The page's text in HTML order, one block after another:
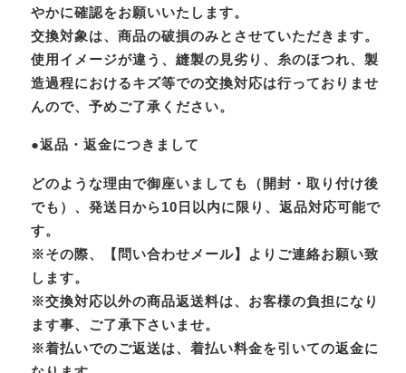
やかに確認をお願いいたします。
交換対象は、商品の破損のみとさせていただきます。
使用イメージが違う、縫製の見劣り、糸のほつれ、製
造過程におけるキズ等での交換対応は行っておりませ
んので、予めご了承ください。
●返品・返金につきまして
どのような理由で御座いましても（開封・取り付け後
でも）、発送日から10日以内に限り、返品対応可能で
す。
※その際、【問い合わせメール】よりご連絡お願い致
します。
※交換対応以外の商品返送料は、お客様の負担になり
ます事、ご了承下さいませ。
※着払いでのご返送は、着払い料金を引いての返金に